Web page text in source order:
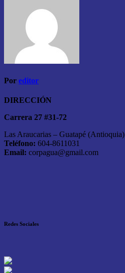
Por editor
DIRECCIÓN
Carrera 27 #31-72
Las Araucarias – Guatapé (Antioquia)
Teléfono: 604-8611031
Email: corpagua@gmail.com
Redes Sociales